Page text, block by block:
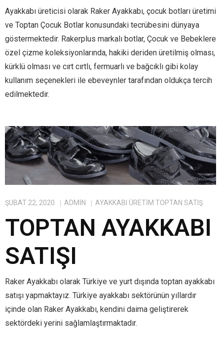
Ayakkabı üreticisi olarak Raker Ayakkabı, çocuk botları üretimi
ve Toptan Çocuk Botlar konusundaki tecrübesini dünyaya
göstermektedir. Rakerplus markalı botlar, Çocuk ve Bebeklere
özel çizme koleksiyonlarında, hakiki deriden üretilmiş olması,
kürklü olması ve cırt cırtlı, fermuarlı ve bağcıklı gibi kolay
kullanım seçenekleri ile ebeveynler tarafından oldukça tercih
edilmektedir.
ŞUBAT 22, 2020 ADMIN AYAKKABI ÜRETIM TOPTAN SATIŞ
TOPTAN AYAKKABI
SATIŞI
Raker Ayakkabı olarak Türkiye ve yurt dışında toptan ayakkabı
satışı yapmaktayız. Türkiye ayakkabı sektörünün yıllardır
içinde olan Raker Ayakkabı, kendini daima geliştirerek
sektördeki yerini sağlamlaştırmaktadır.